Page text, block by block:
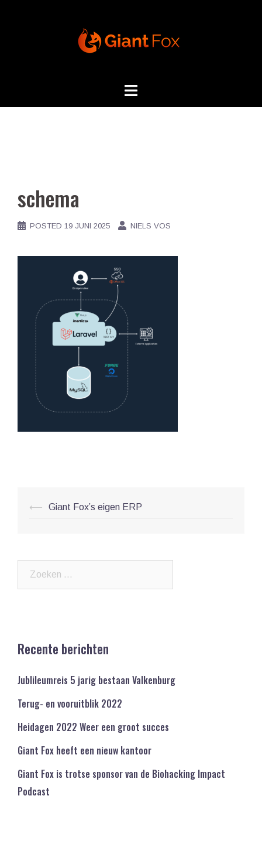
schema
POSTED 19 JUNI 2025 NIELS VOS
Post
⟵ Giant Fox’s eigen ERP
Recente berichten
Jublileumreis 5 jarig bestaan Valkenburg
Terug- en vooruitblik 2022
Heidagen 2022 Weer een groot succes
Giant Fox heeft een nieuw kantoor
Giant Fox is trotse sponsor van de Biohacking Impact
Podcast